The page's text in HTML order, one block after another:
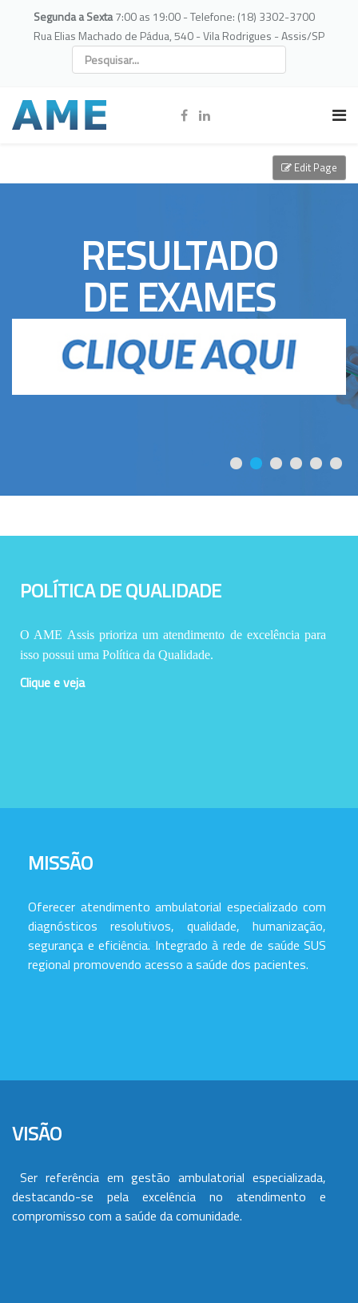
Segunda a Sexta7:00 as 19:00 - Telefone: (18) 3302-3700
Rua Elias Machado de Pádua, 540 - Vila Rodrigues - Assis/SP
RESULTADO
DE EXAMES
POLÍTICA DE QUALIDADE
O AME Assis prioriza um atendimento de excelência para
isso possui uma Política da Qualidade.
Clique e veja
MISSÃO
Oferecer atendimento ambulatorial especializado com
diagnósticos resolutivos, qualidade, humanização,
segurança e eficiência. Integrado à rede de saúde SUS
regional promovendo acesso a saúde dos pacientes.
VISÃO
Ser referência em gestão ambulatorial especializada,
destacando-se pela excelência no atendimento e
compromisso com a saúde da comunidade.
Edit Page